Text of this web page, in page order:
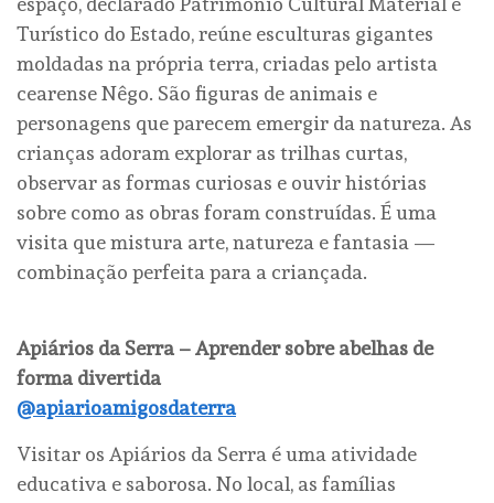
Turístico do Estado, reúne esculturas gigantes
moldadas na própria terra, criadas pelo artista
cearense Nêgo. São figuras de animais e
personagens que parecem emergir da natureza. As
crianças adoram explorar as trilhas curtas,
observar as formas curiosas e ouvir histórias
sobre como as obras foram construídas. É uma
visita que mistura arte, natureza e fantasia —
combinação perfeita para a criançada.
Apiários da Serra – Aprender sobre abelhas de
forma divertida
@apiarioamigosdaterra
Visitar os Apiários da Serra é uma atividade
educativa e saborosa. No local, as famílias